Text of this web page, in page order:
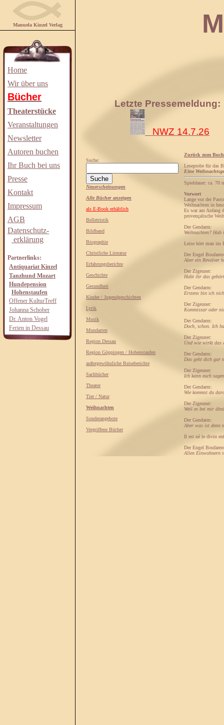
Manuela Kinzel Verlag
Home
Wir über uns
Bücher
Theaterstücke
Veranstaltungen
Newsletter
Autoren buchen
Ihr Buch bei uns
Presse
Kontakt
Impressum
AGB
Datenschutz-
erklärung
Partnerlinks:
Antiquariat Kinzel
Tanzhund Mozart
Hundepension
Hohenstaufen
Offener KulturTreff
Johanna Schober
Dr. Anton Vogel
Ferien in Dessau
Letzte Pressemeldung:
NWZ 14.7.26
Suche:
Neuerscheinungen
Alle Bücher anzeigen
als E-Book erhältlich
Belletristik
Bildband
Biographie
Christliche Literatur
Erfahrungsberichte
Geschichte
Gesundheit
Kinder / Jugendgeschichten
Lyrik
Musik
Mundarten
Region Dessau
Region Göppingen / Hohenstaufen
außergewöhnliche Reiseberichte
Sachbücher
Theater
Tier / Natur
Weihnachten
Sonderangebote
Vergriffene Bücher
Zurück zum Buch
Leseprobe für das
Eine
Spieldauer: ca. 70
Vorwort
Lange vor der
Weihnachten in
Es war am Anfang
provençalische
Der Gendarm:
Weihnachten?
Leise hört man im
Der Engel
Aber ein Revolver
Der Zigeuner:
Habt ihr das
Der Gendarm:
Erstens bin ich
Der Zigeuner:
Kommissar oder
Der Gendarm:
Doch, schon. Ich
Der Zigeuner:
Und wie wirkt das
Der Gendarm:
Das geht dich gar
Der Zigeuner:
Ich kann euch
Der Gendarm:
Wie kommst du
Der Zigeuner:
Weil es bei mir
Der Gendarm:
Aber was ist denn
Il est né le divin
Der Engel
Allen Einwohnern